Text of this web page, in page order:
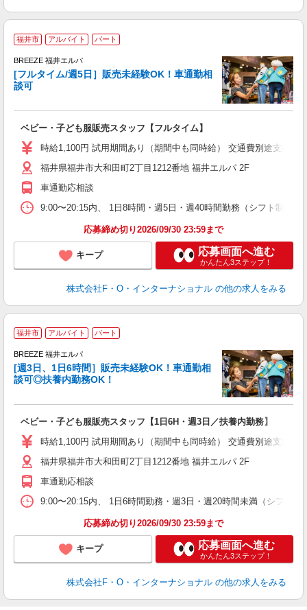
福井市 アルバイト パート
BREEZE 福井エルパ
[フルタイム/週5日］販売未経験OK！車通勤相
談可
ベビー・子ども服販売スタッフ【フルタイム】
時給1,100円 試用期間あり（期間中も同時給） 交通費別途支給
福井県福井市大和田町2丁目1212番地 福井エルパ 2F
車通勤応相談
9:00〜20:15内、 1日8時間・週5日・週40時間勤務（シフト制
応募締め切り2026/09/30 23:59まで
キープ 応募画面へ進む
かんたん3ステップ！
株式会社F・O・インターナショナル の他の求人をみる
福井市 アルバイト パート
BREEZE 福井エルパ
[週3日、1日6時間］販売未経験OK！車通勤相
談可◎扶養内勤務OK！
ベビー・子ども服販売スタッフ【1日6H・週3日／扶養内勤務】
時給1,100円 試用期間あり（期間中も同時給） 交通費別途支給
福井県福井市大和田町2丁目1212番地 福井エルパ 2F
車通勤応相談
9:00〜20:15内、 1日6時間勤務・週3日・週20時間未満（シフ
応募締め切り2026/09/30 23:59まで
キープ 応募画面へ進む
かんたん3ステップ！
株式会社F・O・インターナショナル の他の求人をみる